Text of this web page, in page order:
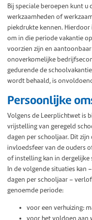
Bij speciale beroepen kunt u
werkzaamheden of
piekdrukte kennen.
om in die periode vakantie
voorzien zijn en
onoverkomelijke
gedurende de
wordt behaald, is
Persoonlijke
Volgens de Leerplichtwet is
vrijstelling van geregeld
dagen per schooljaar. Dit
invloedsfeer van de ouders
of instelling kan in
In de volgende situaties kan
dagen per schooljaar –
genoemde periode:
voor een verhuizing:
voor het voldoen aan